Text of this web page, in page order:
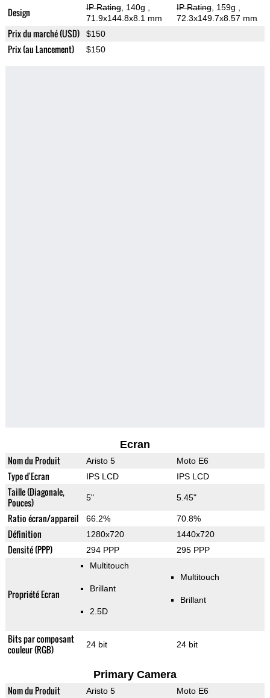
Design IP Rating, 140g
71.9x144.8x8.1 mm
IP Rating, 159g
72.3x149.7x8.57 mm
Prix du marché (USD) $150
Prix (au Lancement) $150
Ecran
Nom du Produit Aristo 5 Moto E6
Type d'Ecran IPS LCD IPS LCD
Taille (Diagonale,
Pouces)
5" 5.45"
Ratio écran/appareil 66.2% 70.8%
Définition 1280x720 1440x720
Densité (PPP) 294 PPP 295 PPP
Propriété Ecran
Multitouch
Brillant
2.5D
Multitouch
Brillant
Bits par composant
couleur (RGB)
24 bit 24 bit
Primary Camera
Nom du Produit Aristo 5 Moto E6